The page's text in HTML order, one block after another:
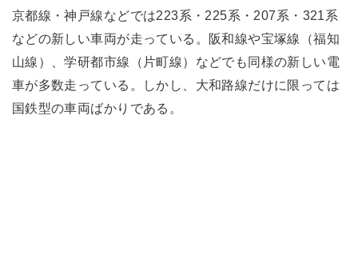
京都線・神戸線などでは223系・225系・207系・321系
などの新しい車両が走っている。阪和線や宝塚線（福知
山線）、学研都市線（片町線）などでも同様の新しい電
車が多数走っている。しかし、大和路線だけに限っては
国鉄型の車両ばかりである。